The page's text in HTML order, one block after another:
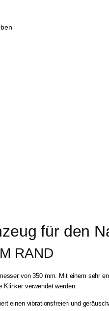
für den
RAND
von 350 mm. Mit einem sehr
verwendet werden.
einen vibrationsfreien und